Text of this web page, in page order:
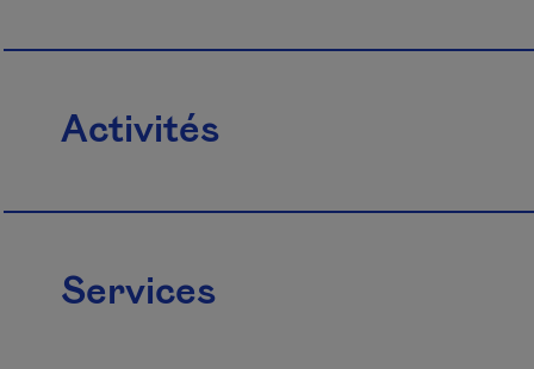
Activités
Services